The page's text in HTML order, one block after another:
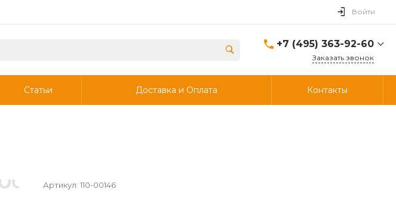
Войти
+7 (495) 363-92-60
г. Дзержинский, ул.
Заказать звонок
Статьи Доставка и Оплата Контакты
Артикул: 110-00146